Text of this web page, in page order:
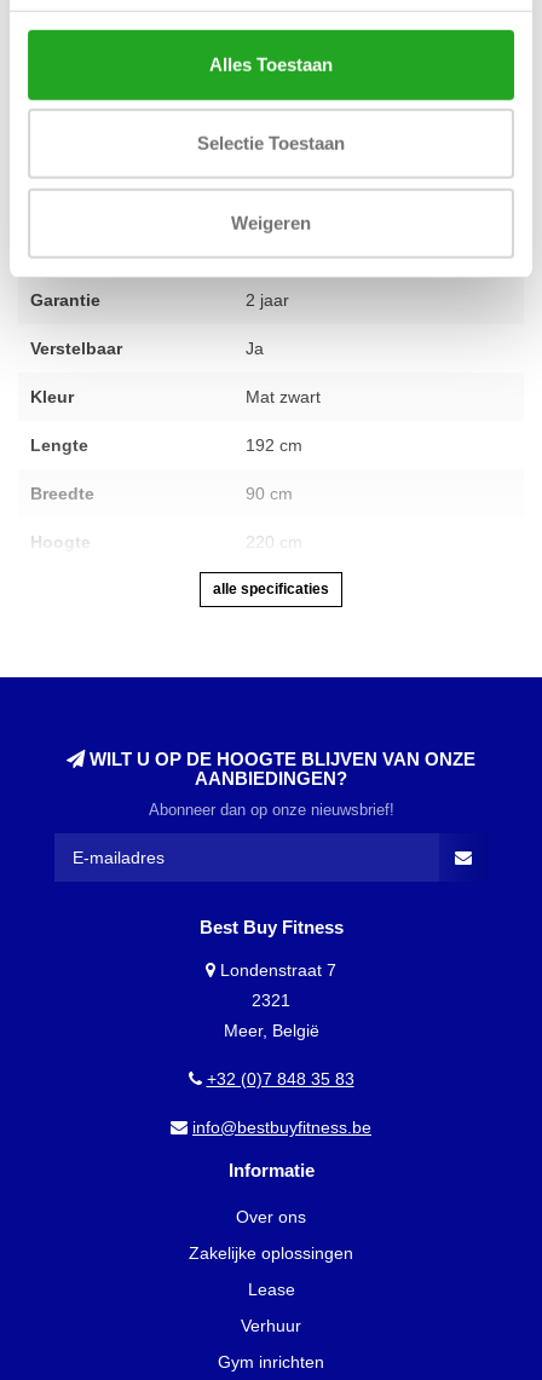
Alles Toestaan
Selectie Toestaan
Weigeren
samenstellen, van cardio tot kracht. Heb je advies nodig over dit
specialisten helpt je graag verder. Voel je vrij om
op te nemenvoor persoonlijk advies.
Aantal onderdelen
Garantie 2 jaar
Verstelbaar Ja
Kleur Mat zwart
Lengte 192 cm
Breedte 90 cm
Hoogte 220 cm
alle specificaties
WILT U OP DE HOOGTE BLIJVEN VAN ONZE
AANBIEDINGEN?
Abonneer dan op onze nieuwsbrief!
Best Buy Fitness
Londenstraat 7
2321
Meer, België
+32 (0)7 848 35 83
info@bestbuyfitness.be
Informatie
Over ons
Zakelijke oplossingen
Lease
Verhuur
Gym inrichten